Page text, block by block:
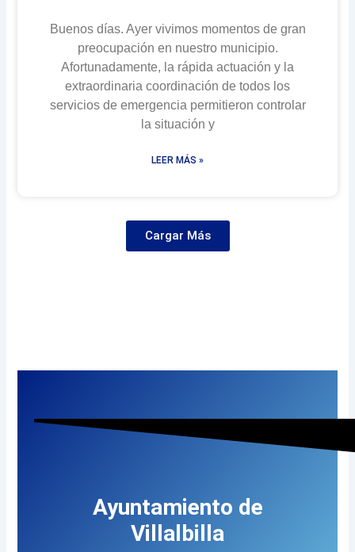
Buenos días. Ayer vivimos momentos de gran
preocupación en nuestro municipio.
Afortunadamente, la rápida actuación y la
extraordinaria coordinación de todos los
servicios de emergencia permitieron controlar
la situación y
LEER MÁS »
Cargar Más
Ayuntamiento de
Villalbilla